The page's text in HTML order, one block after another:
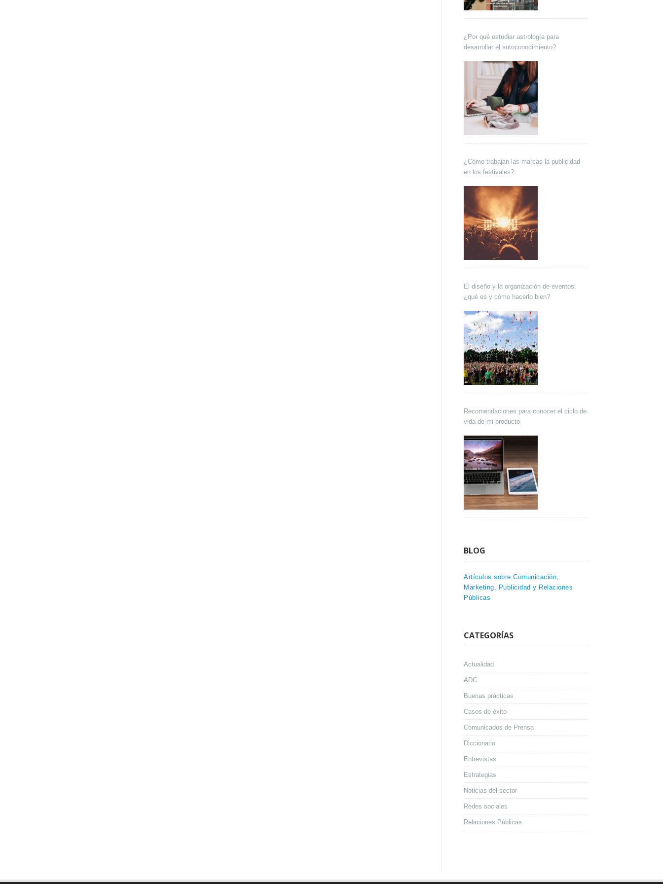
¿Por qué estudiar astrología para
desarrollar el autoconocimiento?
¿Cómo trabajan las marcas la publicidad
en los festivales?
El diseño y la organización de eventos:
¿qué es y cómo hacerlo bien?
Recomendaciones para conocer el ciclo de
vida de mi producto
BLOG
Artículos sobre Comunicación,
Marketing, Publicidad y Relaciones
Públicas
CATEGORÍAS
Actualidad
ADC
Buenas prácticas
Casos de éxito
Comunicados de Prensa
Diccionario
Entrevistas
Estrategias
Noticias del sector
Redes sociales
Relaciones Públicas